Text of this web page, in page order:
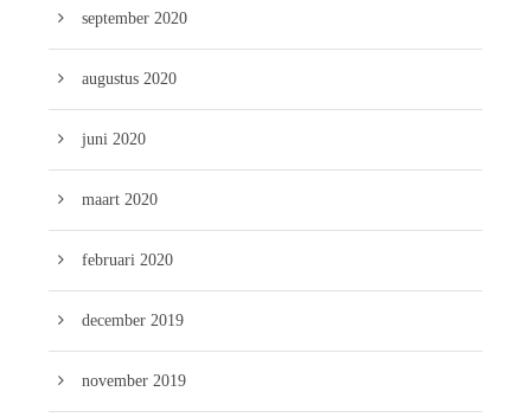
september 2020
augustus 2020
juni 2020
maart 2020
februari 2020
december 2019
november 2019